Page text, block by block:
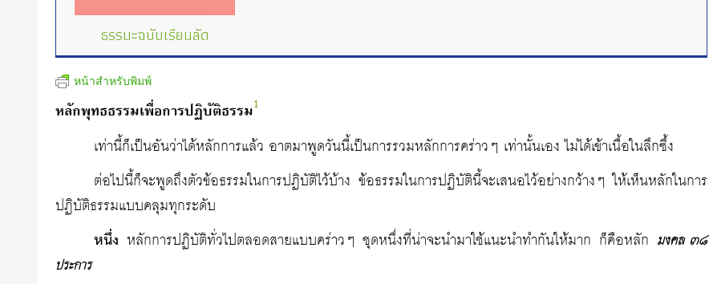
ธรรมะฉบับเรียนลัด
หน้าสำหรับพิมพ์
หลักพุทธธรรมเพื่อการปฏิบัติธรรม1
เท่านี้ก็เป็นอันว่าได้หลักการแล้ว อาตมาพูดวันนี้เป็นการรวมหลักการคร่าวๆ เท่านั้นเอง ไม่ได้เข้าเนื้อในลึกซึ้ง
ต่อไปนี้ก็จะพูดถึงตัวข้อธรรมในการปฏิบัติไว้บ้าง ข้อธรรมในการปฏิบัตินี้จะเสนอไว้อย่างกว้างๆ ให้เห็นหลักในการ
ปฏิบัติธรรมแบบคลุมทุกระดับ
หนึ่ง หลักการปฏิบัติทั่วไปตลอดสายแบบคร่าวๆ ชุดหนึ่งที่น่าจะนำมาใช้แนะนำทำกันให้มาก ก็คือหลัก มงคล ๓๘
ประการ